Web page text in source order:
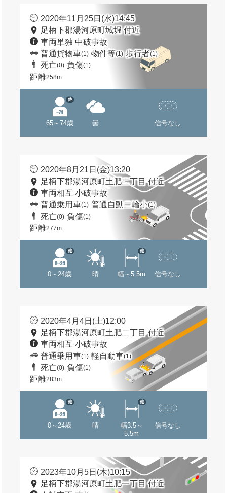
2020年11月25日(水)14:45
足柄下郡湯河原町城堀 付近
車両単独 中破事故
普通貨物車(1) 物件等(1) 歩行者(1)
死亡(0) 負傷(1)
距離258m
65～74歳
他
曇 信号なし
2020年8月21日(金)13:20
足柄下郡湯河原町土肥二丁目 付近
車両相互 小破事故
普通乗用車(1) 普通自動二輪小(1)
死亡(0) 負傷(1)
距離277m
0～24歳
他
晴 幅～5.5m
他
信号なし
2020年4月4日(土)12:00
足柄下郡湯河原町土肥二丁目 付近
車両相互 小破事故
普通乗用車(1) 軽自動車(1)
死亡(0) 負傷(1)
距離283m
0～24歳
他
晴
幅3.5～
5.5m
他
信号なし
2023年10月5日(木)10:15
足柄下郡湯河原町土肥一丁目 付近